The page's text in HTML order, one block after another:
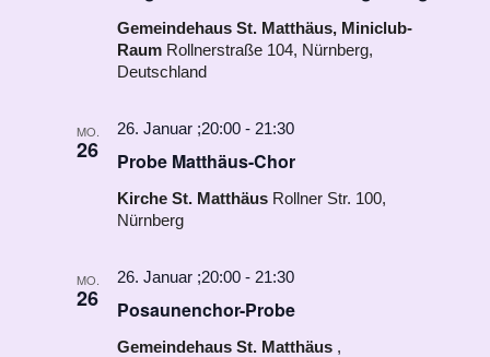
Gemeindehaus St. Matthäus, Miniclub-
Raum Rollnerstraße 104, Nürnberg,
Deutschland
MO.
26 Probe Matthäus-Chor
26. Januar ;20:00 - 21:30
Kirche St. Matthäus Rollner Str. 100,
Nürnberg
MO.
26 Posaunenchor-Probe
26. Januar ;20:00 - 21:30
Gemeindehaus St. Matthäus ,